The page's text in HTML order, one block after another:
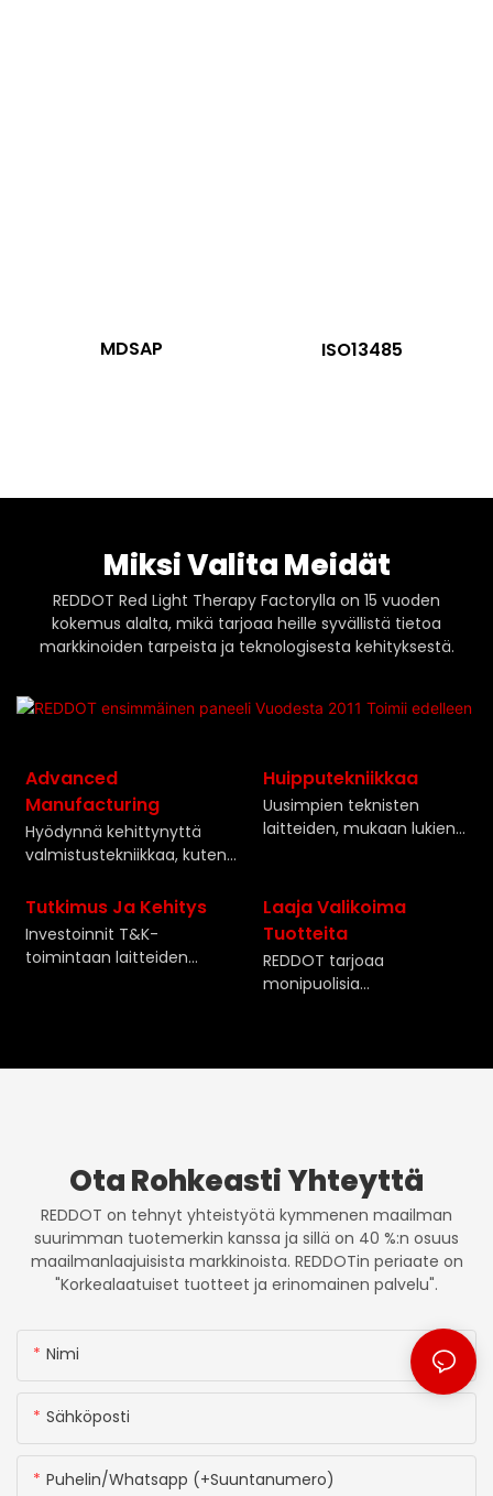
MDSAP ISO13485
Miksi Valita Meidät
REDDOT Red Light Therapy Factorylla on 15 vuoden
kokemus alalta, mikä tarjoaa heille syvällistä tietoa
markkinoiden tarpeista ja teknologisesta kehityksestä.
Advanced
Manufacturing
Hyödynnä kehittynyttä
valmistustekniikkaa, kuten
sijoituskoneita,
varmistaaksesi tuotannon
tehokkuuden ja
Huipputekniikkaa
Uusimpien teknisten
laitteiden, mukaan lukien
lämmönhallintajärjestelmä
t, käyttöönotto korkean
suorituskyvyn punaisen
valon hoitolaitteiden
valmistamiseksi
Tutkimus Ja Kehitys
Investoinnit T&K-
toimintaan laitteiden
vastaavat asiakkaiden
Laaja Valikoima
Tuotteita
REDDOT tarjoaa
monipuolisia
käyttäjämieltymyksiin ja
sovelluksiin.
Ota Rohkeasti Yhteyttä
REDDOT on tehnyt yhteistyötä kymmenen maailman
suurimman tuotemerkin kanssa ja sillä on 40 %:n osuus
maailmanlaajuisista markkinoista. REDDOTin periaate on
"Korkealaatuiset tuotteet ja erinomainen palvelu".
Nimi
Sähköposti
Puhelin/whatsapp (+suuntanumero)